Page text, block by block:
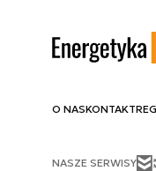
O NASKONTAKT
NASZE SERWISY